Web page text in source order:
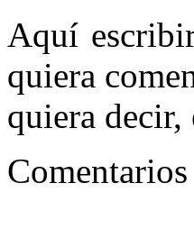
Aquí
quiera
quiera decir,